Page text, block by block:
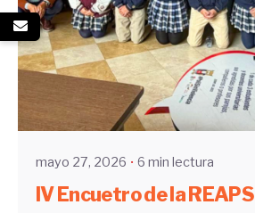
Enviado por
UHE
mayo 27, 2026 6 min lectura
IV Encuetro de la REAPS